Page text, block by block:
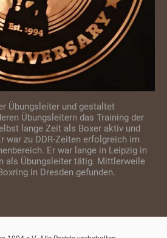
Übungsleiter und gestaltet
Übungsleitern das Training der
lange Zeit als Boxer aktiv und
war zu DDR-Zeiten erfolgreich im
Er war lange in Leipzig in
als Übungsleiter tätig. Mittlerweile
in Dresden gefunden.